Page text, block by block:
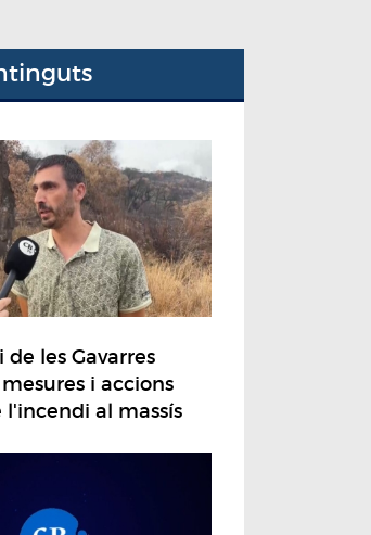
de les Gavarres
i accions
l'incendi al massís